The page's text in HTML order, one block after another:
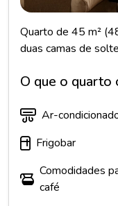
Quarto de 45 m²
duas camas de
O que o quarto
Ar-
Frigobar
Comodidades
café